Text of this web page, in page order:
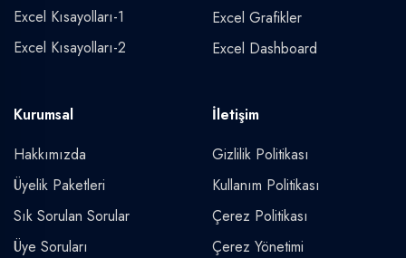
Excel Kısayolları-1
Excel Kısayolları-2
Excel Grafikler
Excel Dashboard
Kurumsal
Hakkımızda
Üyelik Paketleri
Sık Sorulan Sorular
Üye Soruları
İletişim
Gizlilik Politikası
Kullanım Politikası
Çerez Politikası
Çerez Yönetimi